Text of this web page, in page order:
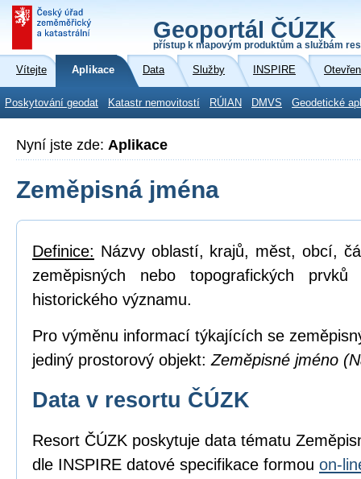
Geoportál ČÚZK
přístup k mapovým produktům a službám
Vítejte Aplikace Data Služby INSPIRE
Poskytování geodat Katastr nemovitostí RÚIAN DMVS Geodetické
Nyní jste zde: Aplikace
Zeměpisná jména
Definice: Názvy oblastí, krajů, měst, obcí,
zeměpisných nebo topografických
historického významu.
Pro výměnu informací týkajících se
jediný prostorový objekt: Zeměpisné jméno
Data v resortu ČÚZK
Resort ČÚZK poskytuje data tématu
dle INSPIRE datové specifikace formou on-